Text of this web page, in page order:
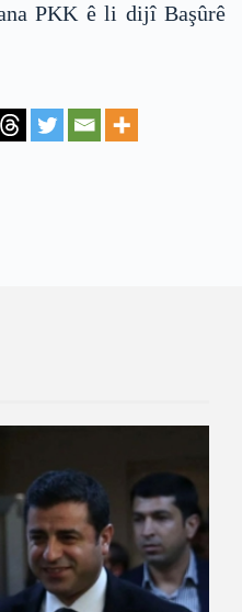
PKK ê li dijî Başûrê